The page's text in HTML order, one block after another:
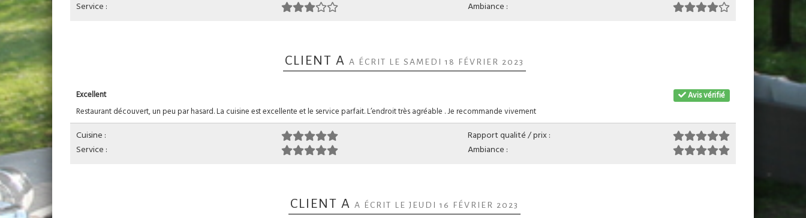
Service :
Ambiance :
CLIENT A A ÉCRIT LE SAMEDI 18 FÉVRIER 2023
Avis vérifié
Excellent
Restaurant découvert, un peu par hasard. La cuisine est excellente et le service parfait. L’endroit très agréable . Je recommande vivement
Cuisine :
Rapport qualité / prix :
Service :
Ambiance :
CLIENT A A ÉCRIT LE JEUDI 16 FÉVRIER 2023